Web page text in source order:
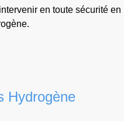
en toute sécurité en
Hydrogène